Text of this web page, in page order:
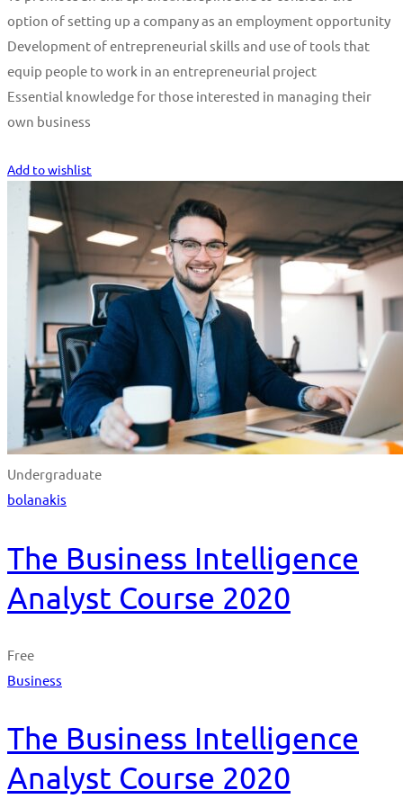
option of setting up a company as an employment opportunity
Development of entrepreneurial skills and use of tools that
equip people to work in an entrepreneurial project
Essential knowledge for those interested in managing their
own business
Add to wishlist
Undergraduate
bolanakis
The Business Intelligence
Analyst Course 2020
Free
Business
The Business Intelligence
Analyst Course 2020